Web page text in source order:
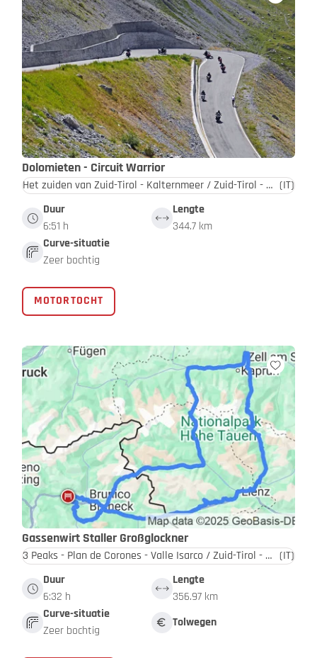
Dolomieten - Circuit Warrior
Het zuiden van Zuid-Tirol - Kalternmeer / Zuid-Tirol - Dolomieten (IT)
Duur
6:51 h
Lengte
344.7 km
Curve-situatie
Zeer bochtig
MOTORTOCHT
Gassenwirt Staller Großglockner
3 Peaks - Plan de Corones - Valle Isarco / Zuid-Tirol - Dolomieten (IT)
Duur
6:32 h
Lengte
356.97 km
Curve-situatie
Zeer bochtig
Tolwegen